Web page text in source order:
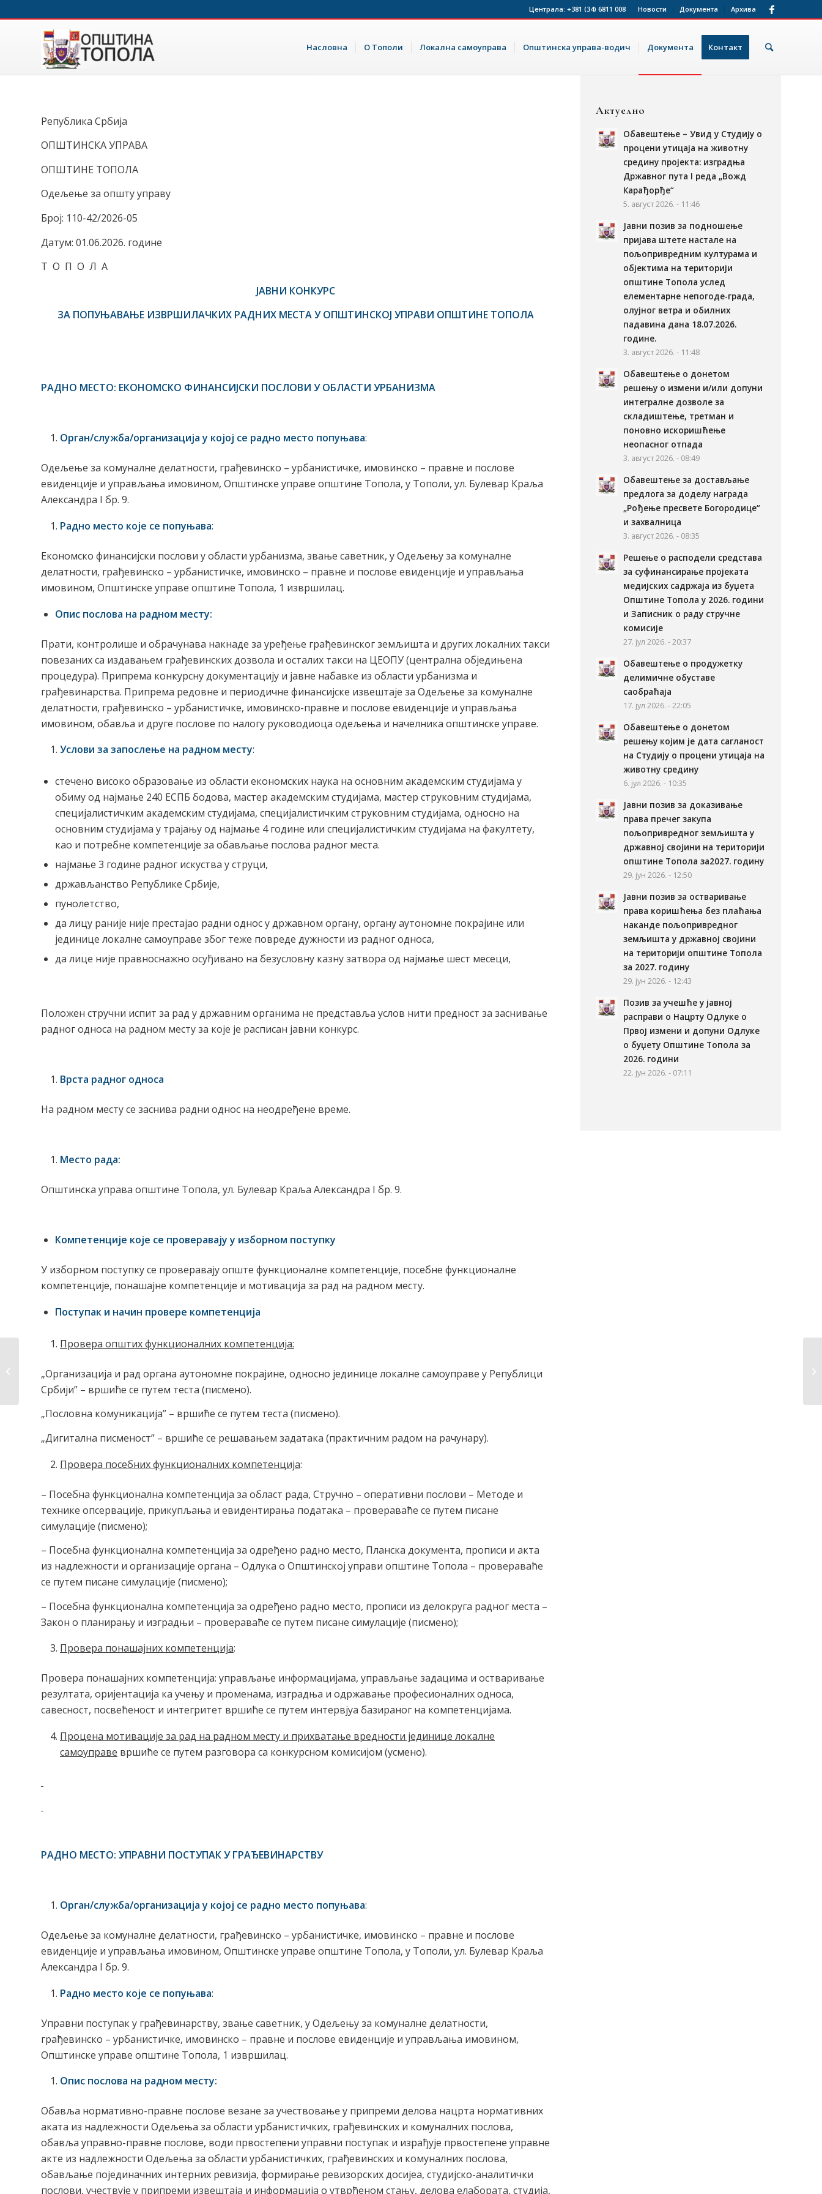
Новости Документа Архива
Централа: +381 (34) 6811 008
Насловна О Тополи Локална самоуправа Општинска управа-водич Документа Контакт
Република Србија
ОПШТИНСКА УПРАВА
ОПШТИНЕ ТОПОЛА
Одељење за општу управу
Број: 110-42/2026-05
Датум: 01.06.2026. године
Т О П О Л А
ЈАВНИ КОНКУРС
ЗА ПОПУЊАВАЊЕ ИЗВРШИЛАЧКИХ РАДНИХ МЕСТА У ОПШТИНСКОЈ УПРАВИ ОПШТИНЕ ТОПОЛА
РАДНО МЕСТО: ЕКОНОМСКО ФИНАНСИЈСКИ ПОСЛОВИ У ОБЛАСТИ УРБАНИЗМА
Орган/служба/организација у којој се радно место попуњава:
Одељење за комуналне делатности, грађевинско – урбанистичке, имовинско – правне и послове
евиденције и управљања имовином, Општинске управе општине Топола, у Тополи, ул. Булевар Краља
Александра I бр. 9.
Радно место које се попуњава:
Економско финансијски послови у области урбанизма, звање саветник, у Одељењу за комуналне
делатности, грађевинско – урбанистичке, имовинско – правне и послове евиденције и управљања
имовином, Општинске управе општине Топола, 1 извршилац.
Опис послова на радном месту:
Прати, контролише и обрачунава накнаде за уређење грађевинског земљишта и других локалних такси
повезаних са издавањем грађевинских дозвола и осталих такси на ЦЕОПУ (централна обједињена
процедура). Припрема конкурсну документацију и јавне набавке из области урбанизма и
грађевинарства. Припрема редовне и периодичне финансијске извештаје за Одељење за комуналне
делатности, грађевинско – урбанистичке, имовинско-правне и послове евиденције и управљања
имовином, обавља и друге послове по налогу руководиоца одељења и начелника општинске управе.
Услови за запослење на радном месту:
стечено високо образовање из области економских наука на основним академским студијама у
обиму од најмање 240 ЕСПБ бодова, мастер академским студијама, мастер струковним студијама,
специјалистичким академским студијама, специјалистичким струковним студијама, односно на
основним студијама у трајању од најмање 4 године или специјалистичким студијама на факултету,
као и потребне компетенције за обављање послова радног места.
најмање 3 године радног искуства у струци,
држављанство Републике Србије,
пунолетство,
да лицу раније није престајао радни однос у државном органу, органу аутономне покрајине или
јединице локалне самоуправе због теже повреде дужности из радног односа,
да лице није правноснажно осуђивано на безусловну казну затвора од најмање шест месеци,
Положен стручни испит за рад у државним органима не представља услов нити предност за заснивање
радног односа на радном месту за које је расписан јавни конкурс.
Врста радног односа
На радном месту се заснива радни однос на неодређене време.
Место рада:
Општинска управа општине Топола, ул. Булевар Краља Александра I бр. 9.
Компетенције које се проверавају у изборном поступку
У изборном поступку се проверавају опште функционалне компетенције, посебне функционалне
компетенције, понашајне компетенције и мотивација за рад на радном месту.
Поступак и начин провере компетенција
Провера општих функционалних компетенција:
„Организација и рад органа аутономне покрајине, односно јединице локалне самоуправе у Републици
Србији” – вршиће се путем теста (писмено).
„Пословна комуникација” – вршиће се путем теста (писмено).
„Дигитална писменост” – вршиће се решавањем задатака (практичним радом на рачунару).
Провера посебних функционалних компетенција:
– Посебна функционална компетенција за област рада, Стручно – оперативни послови – Методе и
технике опсервације, прикупљања и евидентирања података – провераваће се путем писане
симулације (писмено);
– Посебна функционална компетенција за одређено радно место, Планска документа, прописи и акта
из надлежности и организације органа – Одлука о Општинској управи општине Топола – провераваће
се путем писане симулације (писмено);
– Посебна функционална компетенција за одређено радно место, прописи из делокруга радног места –
Закон о планирању и изградњи – провераваће се путем писане симулације (писмено);
Провера понашајних компетенција:
Провера понашајних компетенција: управљање информацијама, управљање задацима и остваривање
резултата, оријентација ка учењу и променама, изградња и одржавање професионалних односа,
савесност, посвећеност и интегритет вршиће се путем интервјуа базираног на компетенцијама.
Процена мотивације за рад на радном месту и прихватање вредности јединице локалне
самоуправе вршиће се путем разговора са конкурсном комисијом (усмено).
РАДНО МЕСТО: УПРАВНИ ПОСТУПАК У ГРАЂЕВИНАРСТВУ
Орган/служба/организација у којој се радно место попуњава:
Одељење за комуналне делатности, грађевинско – урбанистичке, имовинско – правне и послове
евиденције и управљања имовином, Општинске управе општине Топола, у Тополи, ул. Булевар Краља
Александра I бр. 9.
Радно место које се попуњава:
Управни поступак у грађевинарству, звање саветник, у Одељењу за комуналне делатности,
грађевинско – урбанистичке, имовинско – правне и послове евиденције и управљања имовином,
Општинске управе општине Топола, 1 извршилац.
Опис послова на радном месту:
Обавља нормативно-правне послове везане за учествовање у припреми делова нацрта нормативних
аката из надлежности Одељења за области урбанистичких, грађевинских и комуналних послова,
обавља управно-правне послове, води првостепени управни поступак и израђује првостепене управне
акте из надлежности Одељења за области урбанистичких, грађевинских и комуналних послова,
обављање појединачних интерних ревизија, формирање ревизорских досијеа, студијско-аналитички
послови, учествује у припреми извештаја и информација о утврђеном стању, делова елабората, студија,
Актуелно
Обавештење – Увид у Студију о
процени утицаја на животну
средину пројекта: изградња
Државног пута I реда „Вожд
Карађорђе“
5. август 2026. - 11:46
Јавни позив за подношење
пријава штете настале на
пољопривредним културама и
објектима на територији
општине Топола услед
елементарне непогоде-града,
олујног ветра и обилних
падавина дана 18.07.2026.
године.
3. август 2026. - 11:48
Обавештење о донетом
решењу о измени и/или допуни
интегралне дозволе за
складиштење, третман и
поновно искоришћење
неопасног отпада
3. август 2026. - 08:49
Обавештење за достављање
предлога за доделу награда
„Рођење пресвете Богородице“
и захвалница
3. август 2026. - 08:35
Решење о расподели средстава
за суфинансирање пројеката
медијских садржаја из буџета
Општине Топола у 2026. години
и Записник о раду стручне
комисије
27. јул 2026. - 20:37
Обавештење о продужетку
делимичне обуставе
саобраћаја
17. јул 2026. - 22:05
Обавештење о донетом
решењу којим је дата сагланост
на Студију о процени утицаја на
животну средину
6. јул 2026. - 10:35
Јавни позив за доказивање
права пречег закупа
пољопривредног земљишта у
државној својини на територији
општине Топола за2027. годину
29. јун 2026. - 12:50
Јавни позив за остваривање
права коришћења без плаћања
наканде пољопривредног
земљишта у државној својини
на територији општине Топола
за 2027. годину
29. јун 2026. - 12:43
Позив за учешће у јавној
расправи о Нацрту Одлуке о
Првој измени и допуни Одлуке
о буџету Општине Топола за
2026. години
22. јун 2026. - 07:11
безбедност
саобраћаја